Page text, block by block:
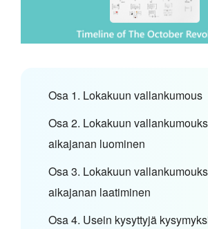
Osa 1. Lokakuun vallankumous
Osa 2. Lokakuun
aikajanan luominen
Osa 3. Lokakuun
aikajanan laatiminen
Osa 4. Usein kysyttyjä